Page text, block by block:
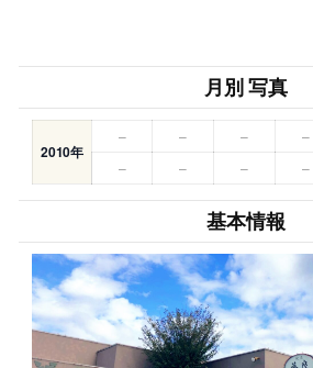
月別 写真
2010年
– – – –
–
– – –
基本情報